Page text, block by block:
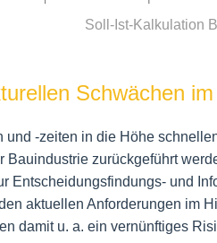
Soll-Ist-Kalkulation
Schwächen
und -zeiten in die Höhe
Bauindustrie zurückgeführt
Entscheidungsfindungs- und
aktuellen Anforderungen im
damit u. a. ein vernünftiges